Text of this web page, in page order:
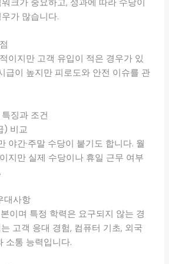
크가 중요하고, 성과에 따라 수당이
가 많습니다.
이지만 고객 유입이 적은 경우가 있
급이 높지만 피로도와 안전 이슈를 관
징과 조건
) 비교
야간·주말 수당이 붙기도 합니다. 월
지만 실제 수당이나 휴일 근무 여부
대사항
이며 특정 학력은 요구되지 않는 경
고객 응대 경험, 컴퓨터 기초, 외국
소통 능력입니다.